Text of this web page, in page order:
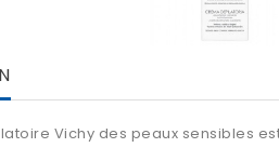
Vichy des peaux sensibles